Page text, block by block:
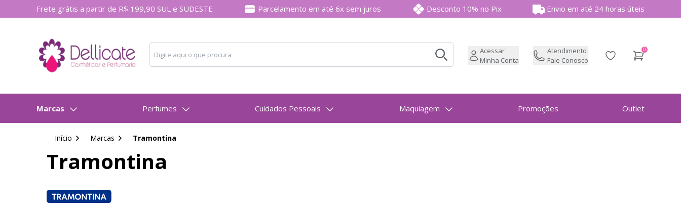
Frete grátis a partir de R$ 199,90 SUL e SUDESTE Parcelamento em até 6x sem juros Desconto 10% no Pix Envio em até 24 horas úteis
Buscar produtos
Buscar
Acessar
Minha Conta
Atendimento
Fale Conosco
Lista de desejos
0
Marcas Perfumes Cuidados Pessoais Maquiagem Promoções Outlet
Início Marcas Tramontina
Tramontina